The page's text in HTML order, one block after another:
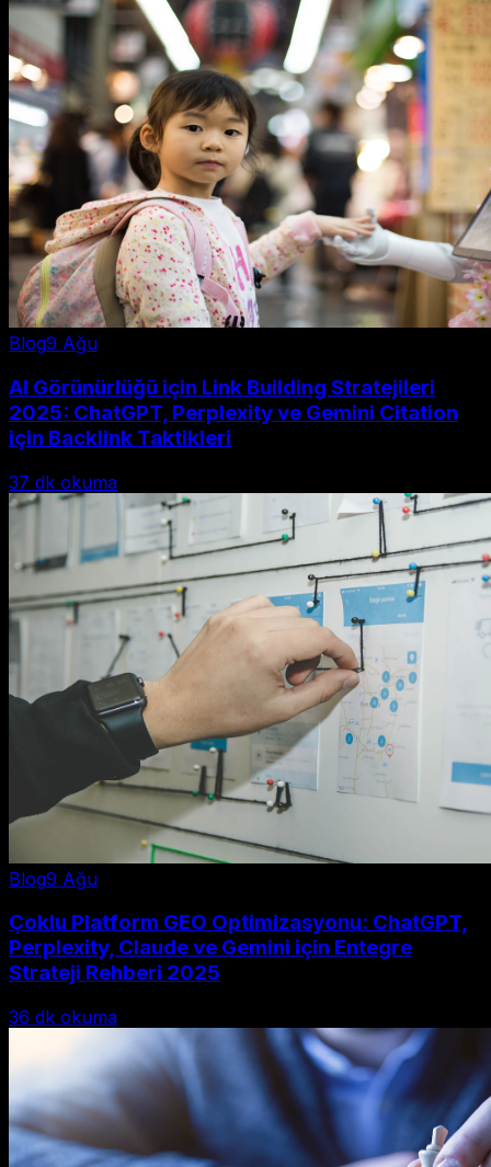
Blog9 Ağu
AI Görünürlüğü için Link Building Stratejileri
2025: ChatGPT, Perplexity ve Gemini Citation
için Backlink Taktikleri
37 dk okuma
Blog9 Ağu
Çoklu Platform GEO Optimizasyonu: ChatGPT,
Perplexity, Claude ve Gemini için Entegre
Strateji Rehberi 2025
36 dk okuma